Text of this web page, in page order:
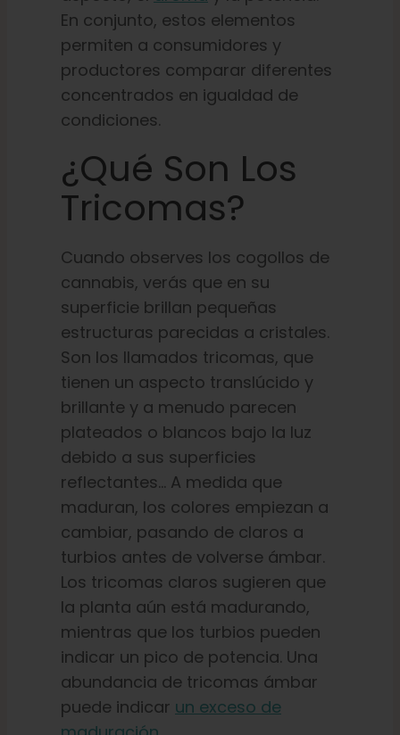
En conjunto, estos elementos
permiten a consumidores y
productores comparar diferentes
concentrados en igualdad de
condiciones.
¿Qué Son Los
Tricomas?
Cuando observes los cogollos de
cannabis, verás que en su
superficie brillan pequeñas
estructuras parecidas a cristales.
Son los llamados tricomas, que
tienen un aspecto translúcido y
brillante y a menudo parecen
plateados o blancos bajo la luz
debido a sus superficies
reflectantes... A medida que
maduran, los colores empiezan a
cambiar, pasando de claros a
turbios antes de volverse ámbar.
Los tricomas claros sugieren que
la planta aún está madurando,
mientras que los turbios pueden
indicar un pico de potencia. Una
abundancia de tricomas ámbar
puede indicar un exceso de